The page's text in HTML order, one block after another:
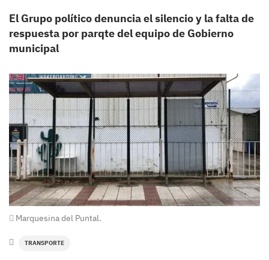
El Grupo político denuncia el silencio y la falta de
respuesta por parqte del equipo de Gobierno
municipal
Marquesina del Puntal.
TRANSPORTE